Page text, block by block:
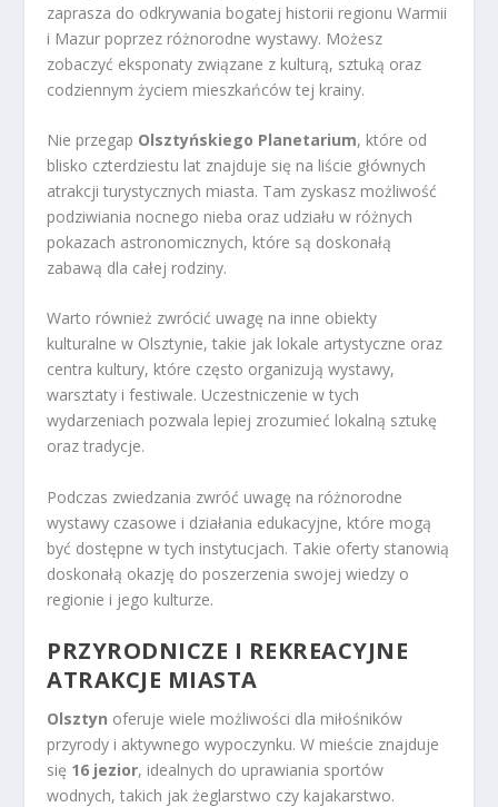
zaprasza do odkrywania bogatej historii regionu Warmii
i Mazur poprzez różnorodne wystawy. Możesz
zobaczyć eksponaty związane z kulturą, sztuką oraz
codziennym życiem mieszkańców tej krainy.
Nie przegap Olsztyńskiego Planetarium, które od
blisko czterdziestu lat znajduje się na liście głównych
atrakcji turystycznych miasta. Tam zyskasz możliwość
podziwiania nocnego nieba oraz udziału w różnych
pokazach astronomicznych, które są doskonałą
zabawą dla całej rodziny.
Warto również zwrócić uwagę na inne obiekty
kulturalne w Olsztynie, takie jak lokale artystyczne oraz
centra kultury, które często organizują wystawy,
warsztaty i festiwale. Uczestniczenie w tych
wydarzeniach pozwala lepiej zrozumieć lokalną sztukę
oraz tradycje.
Podczas zwiedzania zwróć uwagę na różnorodne
wystawy czasowe i działania edukacyjne, które mogą
być dostępne w tych instytucjach. Takie oferty stanowią
doskonałą okazję do poszerzenia swojej wiedzy o
regionie i jego kulturze.
PRZYRODNICZE I REKREACYJNE
ATRAKCJE MIASTA
Olsztyn oferuje wiele możliwości dla miłośników
przyrody i aktywnego wypoczynku. W mieście znajduje
się 16 jezior, idealnych do uprawiania sportów
wodnych, takich jak żeglarstwo czy kajakarstwo.